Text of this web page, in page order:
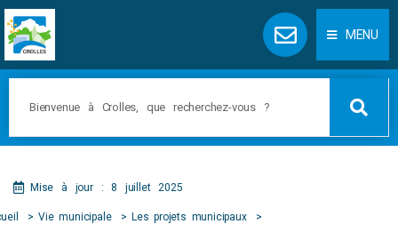
MENU
Mise à jour : 8 juillet 2025
Vie municipale Les projets municipaux
Panneau de gestion des cookies